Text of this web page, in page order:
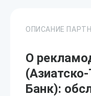
ОПИСАНИЕ
О
Банк):